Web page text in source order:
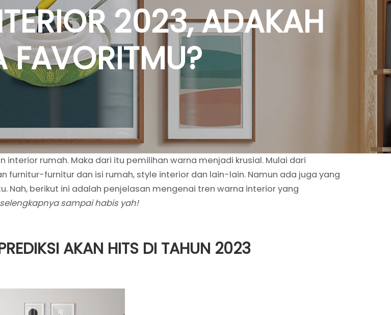
2023, ADAKAH
FAVORITMU?
rumah. Maka dari itu pemilihan warna menjadi krusial. Mulai dari
furnitur-furnitur dan isi rumah, style interior dan lain-lain. Namun ada juga yang
Nah, berikut ini adalah penjelasan mengenai tren warna interior yang
sampai habis yah!
AKAN HITS DI TAHUN 2023